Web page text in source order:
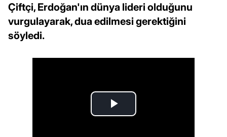
Çiftçi, Erdoğan'ın dünya lideri olduğunu
vurgulayarak, dua edilmesi gerektiğini
söyledi.